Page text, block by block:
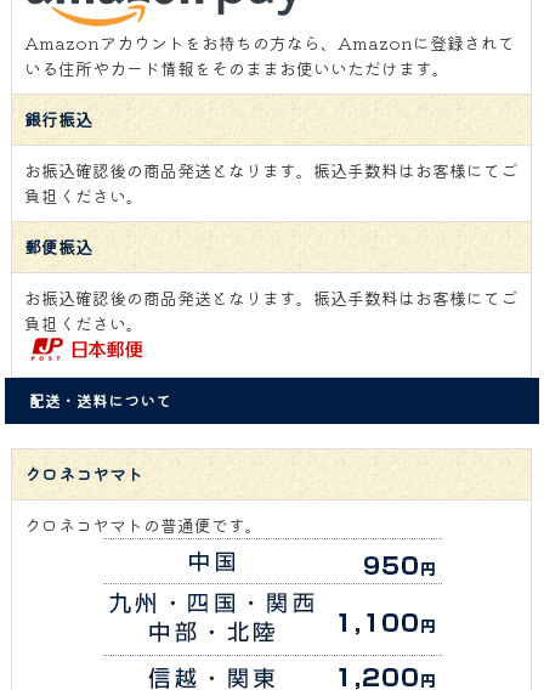
Amazonアカウントをお持ちの方なら、Amazonに登録されて
いる住所やカード情報をそのままお使いいただけます。
銀行振込
お振込確認後の商品発送となります。振込手数料はお客様にてご
負担ください。
郵便振込
お振込確認後の商品発送となります。振込手数料はお客様にてご
負担ください。
配送・送料について
クロネコヤマト
クロネコヤマトの普通便です。